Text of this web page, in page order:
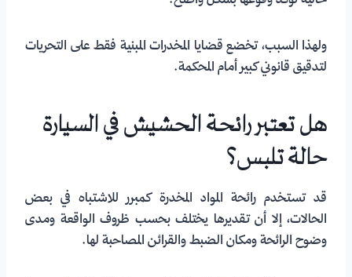
ولهذا السبب، تخضع قضايا المخدرات المبنية فقط على التحريات
لتدقيق قانوني كبير أمام المحكمة.
هل تعتبر رائحة الحشيش في السيارة
حالة تلبس؟
قد تستخدم رائحة المواد المخدرة كمبرر للاشتباه في بعض
الحالات، إلا أن تقديرها يختلف بحسب ظروف الواقعة ومدى
وضوح الرائحة ومكان الضبط والقرائن المصاحبة لها.